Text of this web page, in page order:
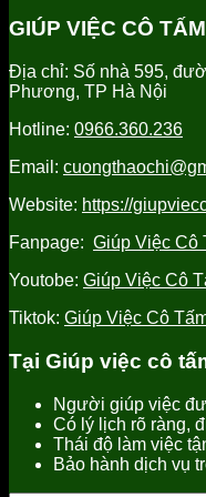
GIÚP VIỆC CÔ TẤM
Địa chỉ: Số nhà 595,
Phương, TP Hà Nội
Hotline: 0966.360.236
Email:
Website: https://
Fanpage: Giúp Việc Cô
Youtobe: Giúp Việc Cô
Tiktok: Giúp Việc Cô
Tại Giúp việc cô
Người giúp việc
Có lý lịch rõ ràng,
Thái độ làm việc
Bảo hành dịch vụ